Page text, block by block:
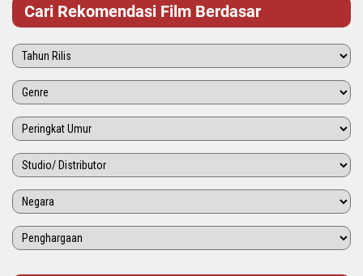
Cari Rekomendasi Film Berdasar